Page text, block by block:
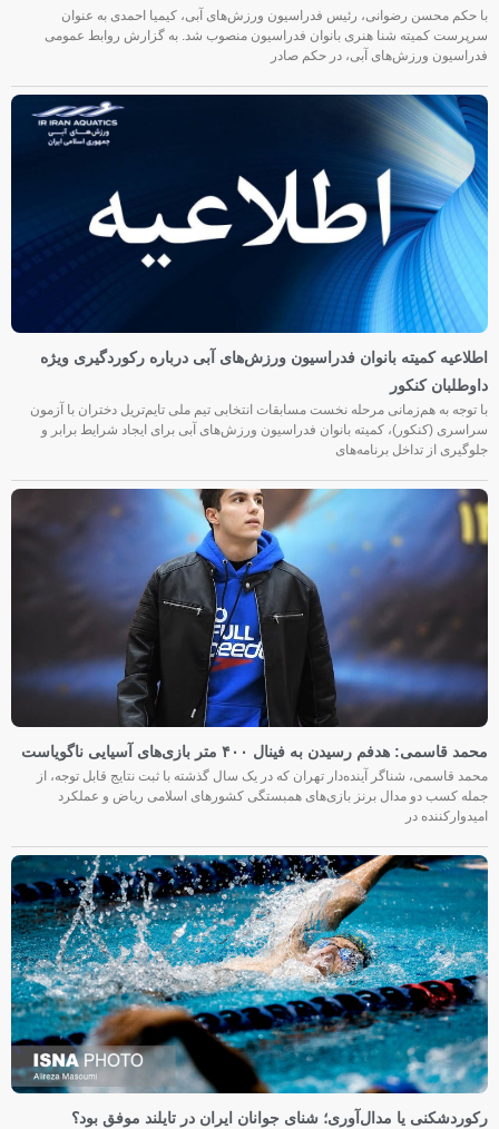
با حکم محسن رضوانی، رئیس فدراسیون ورزش‌های آبی، کیمیا احمدی به عنوان
سرپرست کمیته شنا هنری بانوان فدراسیون منصوب شد. به گزارش روابط عمومی
فدراسیون ورزش‌های آبی، در حکم صادر
اطلاعیه کمیته بانوان فدراسیون ورزش‌های آبی درباره رکوردگیری ویژه
داوطلبان کنکور
با توجه به هم‌زمانی مرحله نخست مسابقات انتخابی تیم ملی تایم‌تریل دختران با آزمون
سراسری (کنکور)، کمیته بانوان فدراسیون ورزش‌های آبی برای ایجاد شرایط برابر و
جلوگیری از تداخل برنامه‌های
محمد قاسمی: هدفم رسیدن به فینال ۴۰۰ متر بازی‌های آسیایی ناگویاست
محمد قاسمی، شناگر آینده‌دار تهران که در یک سال گذشته با ثبت نتایج قابل توجه، از
جمله کسب دو مدال برنز بازی‌های همبستگی کشورهای اسلامی ریاض و عملکرد
امیدوارکننده در
رکوردشکنی یا مدال‌آوری؛ شنای جوانان ایران در تایلند موفق بود؟